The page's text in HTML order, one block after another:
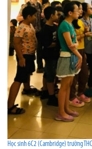
Học sinh 6C2 (Cambridge) trường